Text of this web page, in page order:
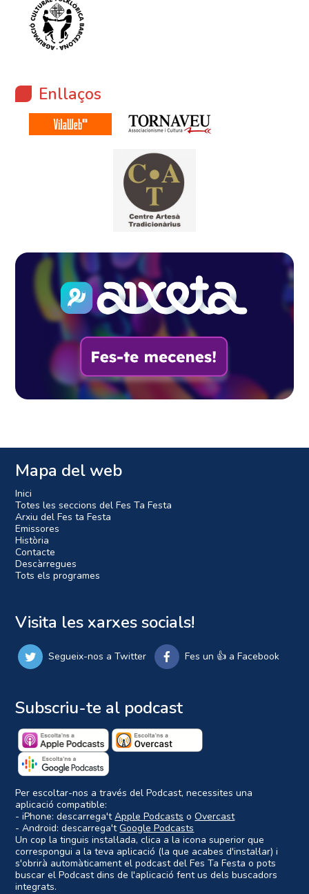
Enllaços
Mapa del web
Inici
Totes les seccions del Fes Ta Festa
Arxiu del Fes ta Festa
Emissores
Història
Contacte
Descàrregues
Tots els programes
Visita les xarxes socials!
Segueix-nos a Twitter Fes un 👍 a Facebook
Subscriu-te al podcast
Per escoltar-nos a través del Podcast, necessites una
aplicació compatible:
- iPhone: descarrega'tApple Podcasts oOvercast
- Android: descarrega'tGoogle Podcasts
Un cop la tinguis instal·lada, clica a la icona superior que
correspongui a la teva aplicació (la que acabes d'instal·lar) i
s'obrirà automàticament el podcast del Fes Ta Festa o pots
buscar el Podcast dins de l'aplicació fent us dels buscadors
integrats.